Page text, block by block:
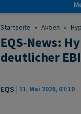
Startseite » Aktien »
EQS-News:
deutlicher
EQS | 11. Mai 2026, 07:10